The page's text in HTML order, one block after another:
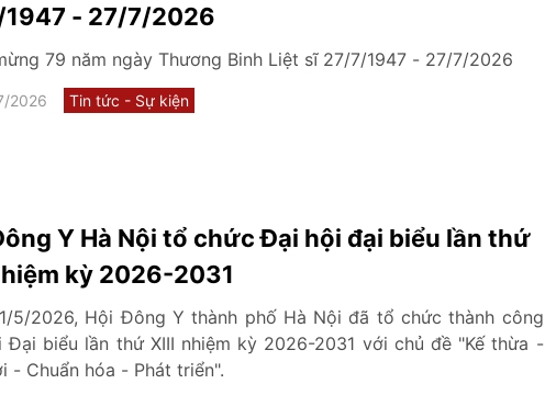
- 27/7/2026
79 năm ngày Thương Binh Liệt sĩ 27/7/1947 - 27/7/2026
2026 Tin tức - Sự kiện
Y Hà Nội tổ chức Đại hội đại biểu lần thứ
kỳ 2026-2031
5/2026, Hội Đông Y thành phố Hà Nội đã tổ chức thành công
Đại biểu lần thứ XIII nhiệm kỳ 2026-2031 với chủ đề "Kế thừa -
- Chuẩn hóa - Phát triển".